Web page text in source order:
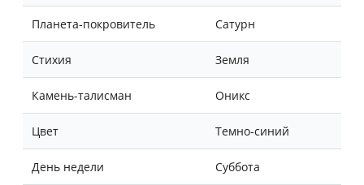
Планета-покровитель Сатурн
Стихия Земля
Камень-талисман Оникс
Цвет Темно-синий
День недели Суббота